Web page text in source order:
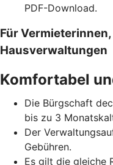
PDF-Download.
Für
Hausverwaltungen
Komfortabel
Die Bürgschaft
bis zu 3
Der
Gebühren.
Es gilt die gleiche